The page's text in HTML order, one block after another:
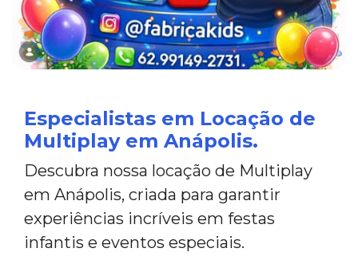
Especialistas em Locação de
Multiplay em Anápolis.
Descubra nossa locação de Multiplay
em Anápolis, criada para garantir
experiências incríveis em festas
infantis e eventos especiais.